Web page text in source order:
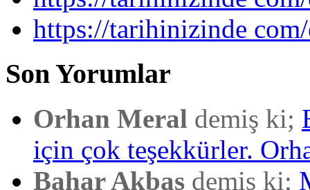
https://tarihinizinde
Son Yorumlar
Orhan Meral demiş ki;
için çok teşekkürler.
Bahar Akbaş demiş ki;